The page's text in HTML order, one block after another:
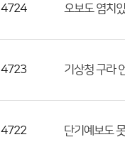
4724 오보도 염치
4723 기상청 구라
4722 단기예보도